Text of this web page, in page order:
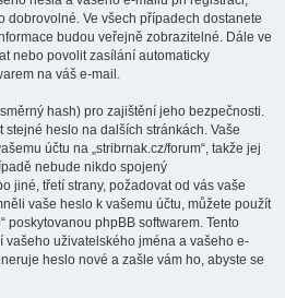
dobrovolné. Ve všech případech dostanete
budou veřejně zobrazitelné. Dále ve
nebo povolit zasílání automaticky
na váš e-mail.
hash) pro zajištění jeho bezpečnosti.
heslo na dalších stránkách. Vaše
účtu na „stribrnak.cz/forum“, takže jej
nebude nikdo spojený
jiné, třetí strany, požadovat od vás vaše
vaše heslo k vašemu účtu, můžete použít
poskytovanou phpBB softwarem. Tento
vašeho uživatelského jména a vašeho e-
heslo nové a zašle vám ho, abyste se